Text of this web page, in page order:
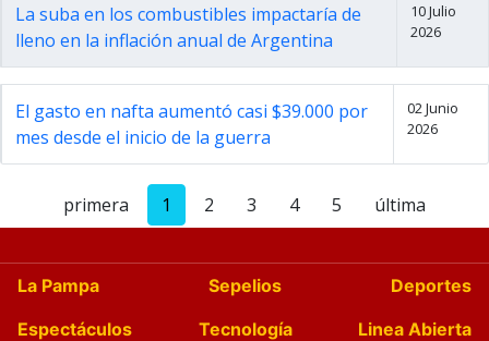
La suba en los combustibles impactaría de
lleno en la inflación anual de Argentina
10 Julio
2026
El gasto en nafta aumentó casi $39.000 por
mes desde el inicio de la guerra
02 Junio
2026
primera 1 2 3 4 5 última
La Pampa Sepelios
Deportes
Espectáculos
Tecnología
Linea Abierta